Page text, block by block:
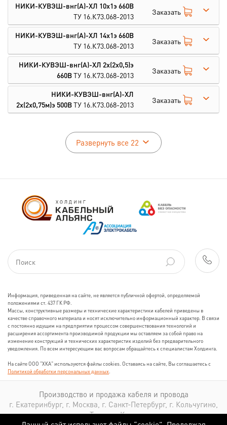
НИКИ-КУВЭШ-внг(А)-ХЛ 10х1э 660В
ТУ 16.К73.068-2013
Заказать
НИКИ-КУВЭШ-внг(А)-ХЛ 14х1э 660В
ТУ 16.К73.068-2013
Заказать
НИКИ-КУВЭШ-внг(А)-ХЛ 2х(2х0,5)э
660ВТУ 16.К73.068-2013 Заказать
НИКИ-КУВЭШ-внг(А)-ХЛ
2х(2х0,75м)э 500ВТУ 16.К73.068-2013 Заказать
Развернуть все 22
Информация, приведенная на сайте, не является публичной офертой, определяемой
положениями ст. 437 ГК РФ.
Массы, конструктивные размеры и технические характеристики кабелей приведены в
качестве справочного материала и носят исключительно информационный характер. В связи
с постоянно идущим на предприятии процессом совершенствования технологий и
расширения ассортимента производимой продукции мы оставляем за собой право на
изменение конструкций и технических характеристик изделий без предварительного
уведомления. По всем интересующим вас вопросам обращайтесь к специалистам Холдинга.
На сайте ООО "ХКА" используются файлы cookies. Оставаясь на сайте, Вы соглашаетесь с
Политикой обработки персональных данных
Производство и продажа кабеля и провода
г. Екатеринбург, г. Москва, г. Санкт-Петербург, г. Кольчугино,
г. Томск, г. Казань